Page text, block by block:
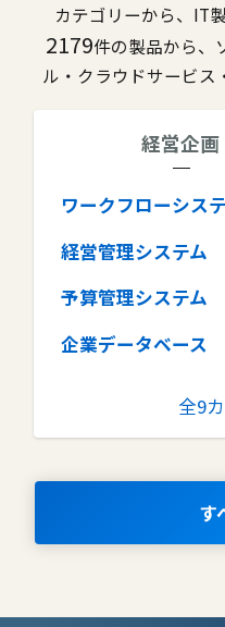
カテゴリーから、IT
2179件の製品から、
ル・クラウドサービス
経営企画
ワークフローシス
経営管理システム
予算管理システム
企業データベース
グループウェア
コラボレーション
ナレッジマネジメ
全9
す